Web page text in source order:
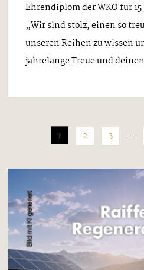
Ehrendiplom der WKO für
„Wir sind stolz, einen so
unseren Reihen zu wissen
jahrelange Treue und
1 2 3 …